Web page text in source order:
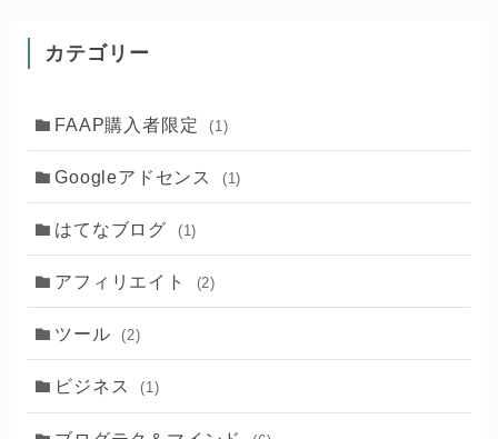
カテゴリー
FAAP購入者限定 (1)
Googleアドセンス (1)
はてなブログ (1)
アフィリエイト (2)
ツール (2)
ビジネス (1)